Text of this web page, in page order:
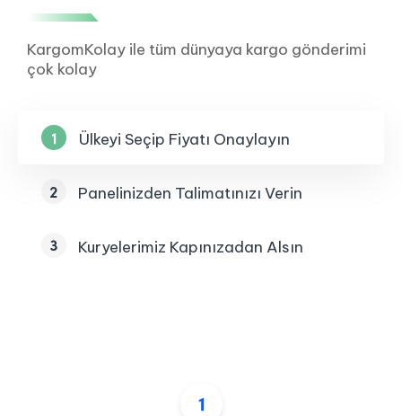
KargomKolay ile tüm dünyaya kargo gönderimi
çok kolay
Ülkeyi Seçip Fiyatı Onaylayın
Panelinizden Talimatınızı Verin
Kuryelerimiz Kapınızadan Alsın